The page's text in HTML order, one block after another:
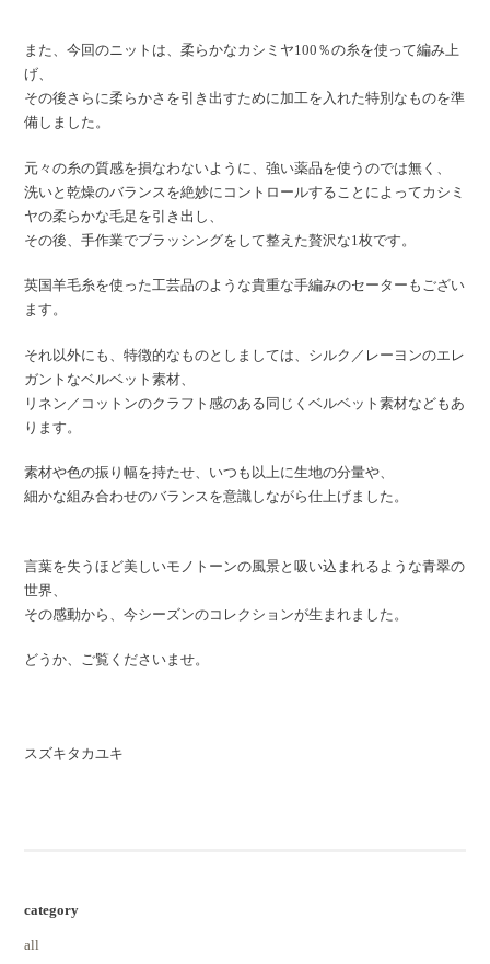
また、今回のニットは、柔らかなカシミヤ100％の糸を使って編み上
げ、
その後さらに柔らかさを引き出すために加工を入れた特別なものを準
備しました。
元々の糸の質感を損なわないように、強い薬品を使うのでは無く、
洗いと乾燥のバランスを絶妙にコントロールすることによってカシミ
ヤの柔らかな毛足を引き出し、
その後、手作業でブラッシングをして整えた贅沢な1枚です。
英国羊毛糸を使った工芸品のような貴重な手編みのセーターもござい
ます。
それ以外にも、特徴的なものとしましては、シルク／レーヨンのエレ
ガントなベルベット素材、
リネン／コットンのクラフト感のある同じくベルベット素材などもあ
ります。
素材や色の振り幅を持たせ、いつも以上に生地の分量や、
細かな組み合わせのバランスを意識しながら仕上げました。
言葉を失うほど美しいモノトーンの風景と吸い込まれるような青翠の
世界、
その感動から、今シーズンのコレクションが生まれました。
どうか、ご覧くださいませ。
スズキタカユキ
category
all